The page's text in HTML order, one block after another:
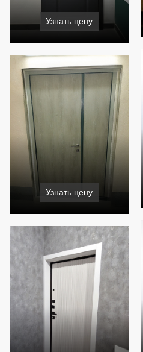
Узнать цену
Узнать цену